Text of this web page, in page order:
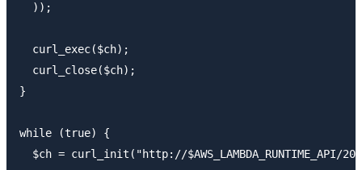
  ));
  curl_exec($ch);
  curl_close($ch);
}
while (true) {
$ch = curl_init("http://$AWS_LAMBDA_RUNTIME_API/